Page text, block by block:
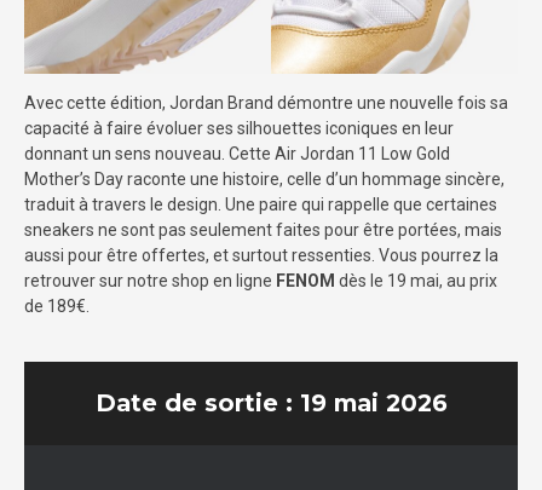
Avec cette édition, Jordan Brand démontre une nouvelle fois sa
capacité à faire évoluer ses silhouettes iconiques en leur
donnant un sens nouveau. Cette Air Jordan 11 Low Gold
Mother’s Day raconte une histoire, celle d’un hommage sincère,
traduit à travers le design. Une paire qui rappelle que certaines
sneakers ne sont pas seulement faites pour être portées, mais
aussi pour être offertes, et surtout ressenties. Vous pourrez la
retrouver sur notre shop en ligne FENOM dès le 19 mai, au prix
de 189€.
Date de sortie : 19 mai 2026